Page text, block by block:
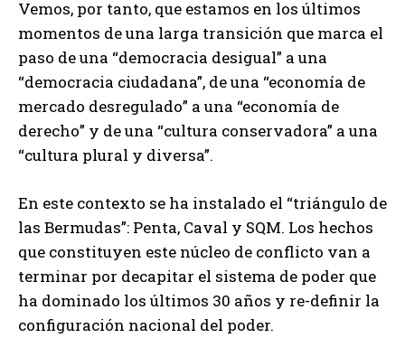
Vemos, por tanto, que estamos en los últimos
momentos de una larga transición que marca el
paso de una “democracia desigual” a una
“democracia ciudadana”, de una “economía de
mercado desregulado” a una “economía de
derecho” y de una “cultura conservadora” a una
“cultura plural y diversa”.
En este contexto se ha instalado el “triángulo de
las Bermudas”: Penta, Caval y SQM. Los hechos
que constituyen este núcleo de conflicto van a
terminar por decapitar el sistema de poder que
ha dominado los últimos 30 años y re-definir la
configuración nacional del poder.